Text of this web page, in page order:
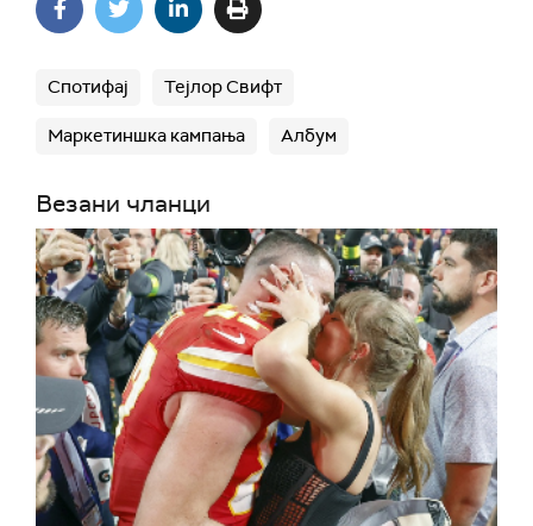
Спотифај Тејлор Свифт
Маркетиншка кампања Албум
Везани чланци